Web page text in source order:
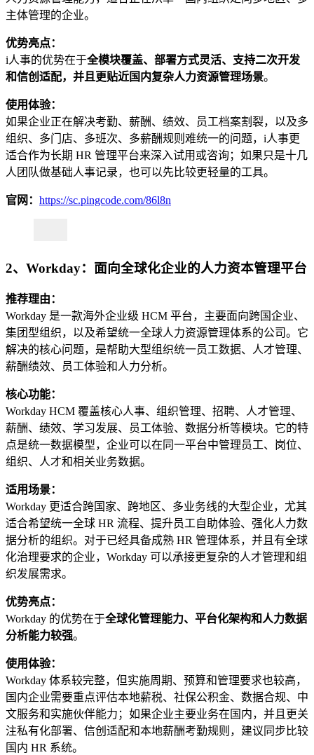
主体管理的企业。
优势亮点：
i人事的优势在于全模块覆盖、部署方式灵活、支持二次开发
和信创适配，并且更贴近国内复杂人力资源管理场景。
使用体验：
如果企业正在解决考勤、薪酬、绩效、员工档案割裂，以及多
组织、多门店、多班次、多薪酬规则难统一的问题，i人事更
适合作为长期 HR 管理平台来深入试用或咨询；如果只是十几
人团队做基础人事记录，也可以先比较更轻量的工具。
官网： https://sc.pingcode.com/86l8n
2、Workday：面向全球化企业的人力资本管理平台
推荐理由：
Workday 是一款海外企业级 HCM 平台，主要面向跨国企业、
集团型组织，以及希望统一全球人力资源管理体系的公司。它
解决的核心问题，是帮助大型组织统一员工数据、人才管理、
薪酬绩效、员工体验和人力分析。
核心功能：
Workday HCM 覆盖核心人事、组织管理、招聘、人才管理、
薪酬、绩效、学习发展、员工体验、数据分析等模块。它的特
点是统一数据模型，企业可以在同一平台中管理员工、岗位、
组织、人才和相关业务数据。
适用场景：
Workday 更适合跨国家、跨地区、多业务线的大型企业，尤其
适合希望统一全球 HR 流程、提升员工自助体验、强化人力数
据分析的组织。对于已经具备成熟 HR 管理体系，并且有全球
化治理要求的企业，Workday 可以承接更复杂的人才管理和组
织发展需求。
优势亮点：
Workday 的优势在于全球化管理能力、平台化架构和人力数据
分析能力较强。
使用体验：
Workday 体系较完整，但实施周期、预算和管理要求也较高，
国内企业需要重点评估本地薪税、社保公积金、数据合规、中
文服务和实施伙伴能力；如果企业主要业务在国内，并且更关
注私有化部署、信创适配和本地薪酬考勤规则，建议同步比较
国内 HR 系统。